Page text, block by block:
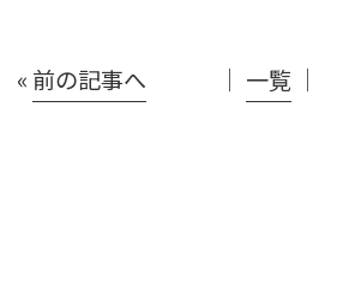
« 前の記事へ │ 一覧 │